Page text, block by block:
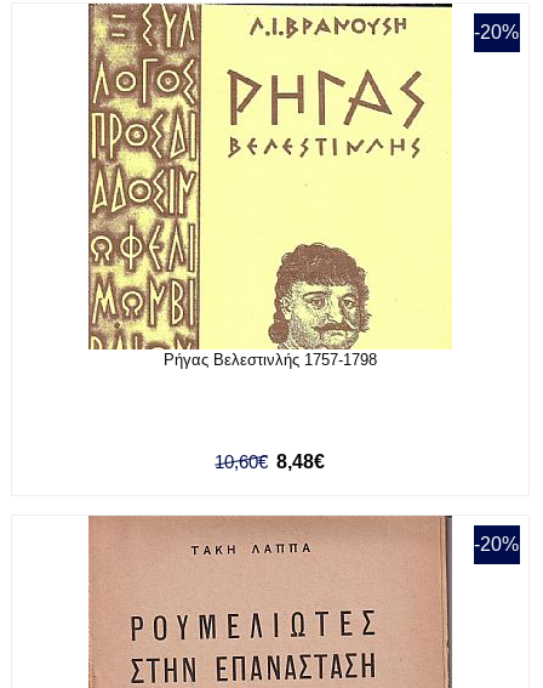
-20%
Ρήγας Βελεστινλής 1757-1798
10,60€ 8,48€
-20%